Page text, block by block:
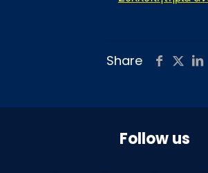
Share
Follow us